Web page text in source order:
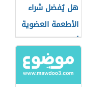
هل يُفضل شراء
الأطعمة العضوية
أثناء التسوق؟